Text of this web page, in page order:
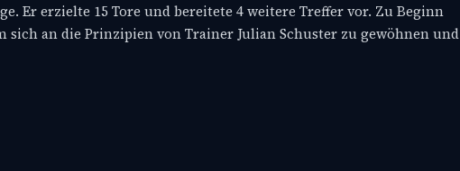
Er erzielte 15 Tore und bereitete 4 weitere Treffer vor. Zu Beginn
an die Prinzipien von Trainer Julian Schuster zu gewöhnen und